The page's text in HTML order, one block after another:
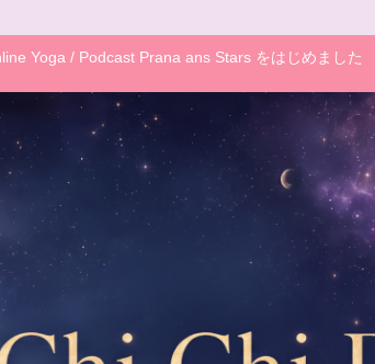
Yoga / Podcast Prana ans Stars をはじめました